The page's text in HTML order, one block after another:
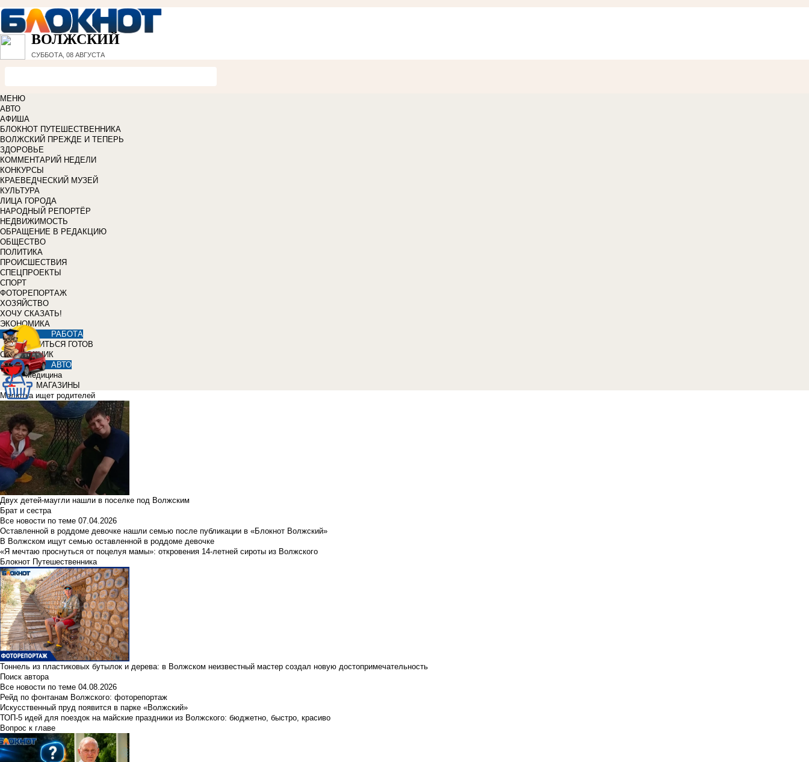
ВОЛЖСКИЙ
СУББОТА, 08 АВГУСТА
МЕНЮ
АВТО
АФИША
БЛОКНОТ ПУТЕШЕСТВЕННИКА
ВОЛЖСКИЙ ПРЕЖДЕ И ТЕПЕРЬ
ЗДОРОВЬЕ
КОММЕНТАРИЙ НЕДЕЛИ
КОНКУРСЫ
КРАЕВЕДЧЕСКИЙ МУЗЕЙ
КУЛЬТУРА
ЛИЦА ГОРОДА
НАРОДНЫЙ РЕПОРТЁР
НЕДВИЖИМОСТЬ
ОБРАЩЕНИЕ В РЕДАКЦИЮ
ОБЩЕСТВО
ПОЛИТИКА
ПРОИСШЕСТВИЯ
СПЕЦПРОЕКТЫ
СПОРТ
ФОТОРЕПОРТАЖ
ХОЗЯЙСТВО
ХОЧУ СКАЗАТЬ!
ЭКОНОМИКА
РАБОТА
УЧИТЬСЯ ГОТОВ
СПРАВОЧНИК
АВТО
Медицина
МАГАЗИНЫ
Малютка ищет родителей
Двух детей-маугли нашли в поселке под Волжским
Брат и сестра
Все новости по теме 07.04.2026
Оставленной в роддоме девочке нашли семью после публикации в «Блокнот Волжский»
В Волжском ищут семью оставленной в роддоме девочке
«Я мечтаю проснуться от поцелуя мамы»: откровения 14-летней сироты из Волжского
Блокнот Путешественника
Тоннель из пластиковых бутылок и дерева: в Волжском неизвестный мастер создал новую достопримечательность
Поиск автора
Все новости по теме 04.08.2026
Рейд по фонтанам Волжского: фоторепортаж
Искусственный пруд появится в парке «Волжский»
ТОП-5 идей для поездок на майские праздники из Волжского: бюджетно, быстро, красиво
Вопрос к главе